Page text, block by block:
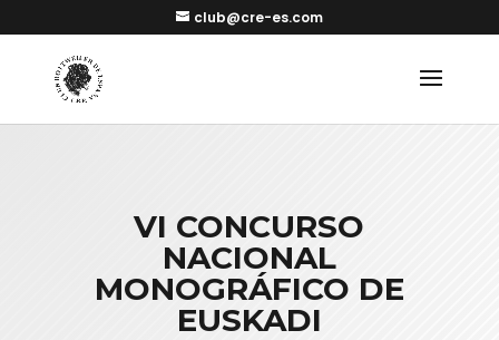
club@cre-es.com
VI CONCURSO
NACIONAL
MONOGRÁFICO DE
EUSKADI